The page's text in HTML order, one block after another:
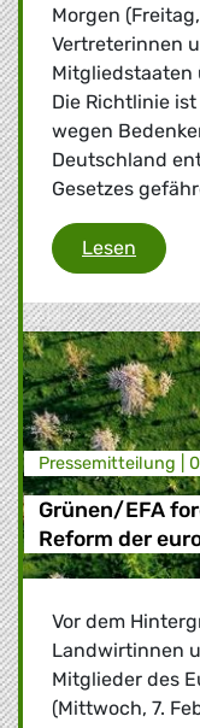
Morgen
Vertreterinnen
Mitgliedstaaten
Die Richtlinie
wegen
Deutschland
Gesetzes
Lesen
Presse­mitteilung |
Grünen/EFA
Reform der
Vor dem
Landwirtinnen
Mitglieder des
(Mittwoch, 7.